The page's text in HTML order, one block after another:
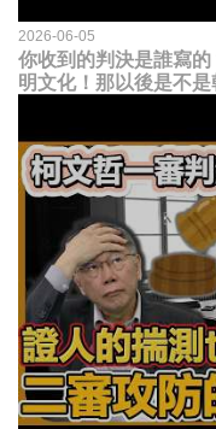
2026-06-05
你收到的判決是誰寫的
明文化！那以後是不